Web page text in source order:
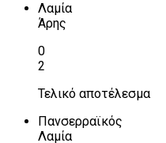
Λαμία
Άρης
0
2
Τελικό αποτέλεσμα
Πανσερραϊκός
Λαμία